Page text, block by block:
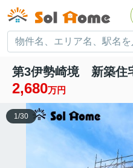
第3伊勢崎境 新築住
2,680万円
1/30